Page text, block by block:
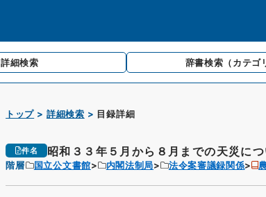
詳細検索 辞書検索 （カテゴ
トップ 詳細検索 目録詳細
件名 昭和３３年５月から８月までの天災に
階層 国立公文書館 内閣法制局 法令案審議録関係